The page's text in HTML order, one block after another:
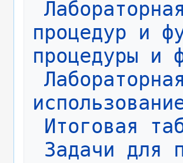
процедур и
процедуры и
Итоговая
Задачи для